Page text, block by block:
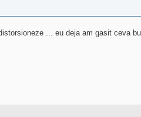
... eu deja am gasit ceva